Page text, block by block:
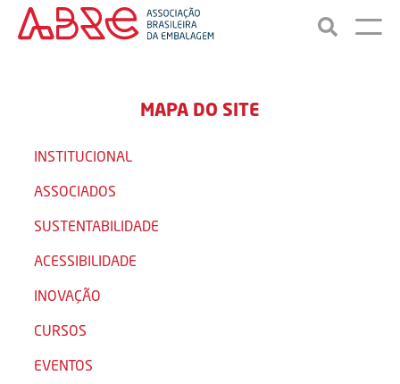
MAPA DO SITE
INSTITUCIONAL
ASSOCIADOS
SUSTENTABILIDADE
ACESSIBILIDADE
INOVAÇÃO
CURSOS
EVENTOS